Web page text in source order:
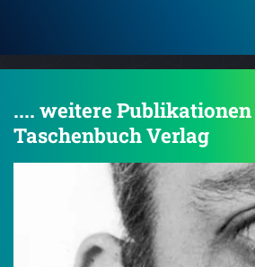
.... weitere
Taschenbuch Verlag